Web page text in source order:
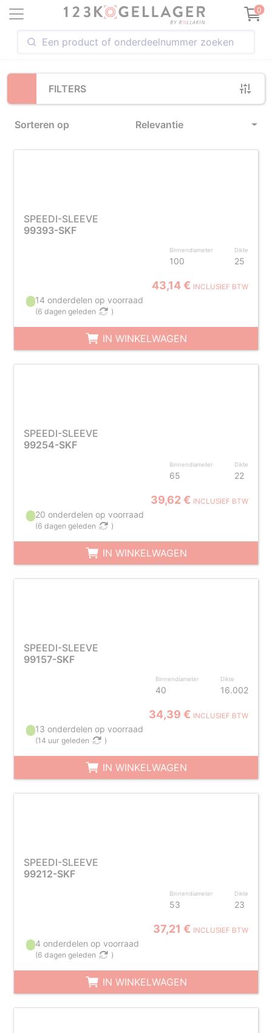
0
FILTERS
Sorteren op Relevantie
Loading...
SPEEDI-SLEEVE
99393-SKF
Binnendiameter
100
Dikte
25
43,14 € INCLUSIEF BTW
14 onderdelen op voorraad
(6 dagen geleden )
IN WINKELWAGEN
SPEEDI-SLEEVE
99254-SKF
Binnendiameter
65
Dikte
22
39,62 € INCLUSIEF BTW
20 onderdelen op voorraad
(6 dagen geleden )
IN WINKELWAGEN
SPEEDI-SLEEVE
99157-SKF
Binnendiameter
40
Dikte
16.002
34,39 € INCLUSIEF BTW
13 onderdelen op voorraad
(14 uur geleden )
IN WINKELWAGEN
SPEEDI-SLEEVE
99212-SKF
Binnendiameter
53
Dikte
23
37,21 € INCLUSIEF BTW
4 onderdelen op voorraad
(6 dagen geleden )
IN WINKELWAGEN